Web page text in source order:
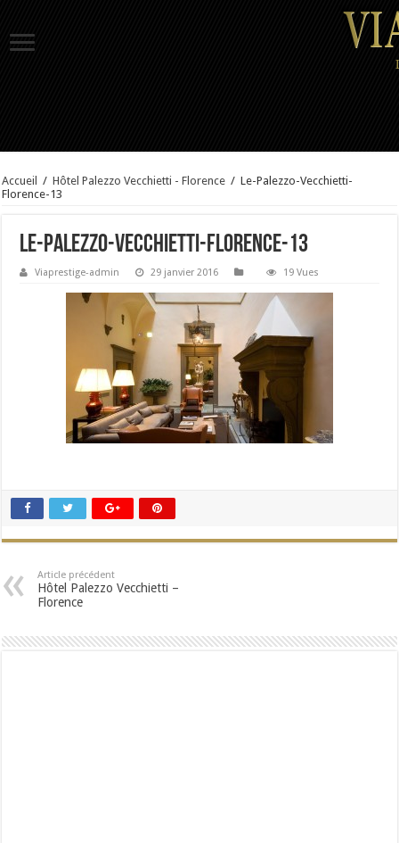
Accueil / Hôtel Palezzo Vecchietti - Florence / Le-Palezzo-Vecchietti-
Florence-13
Le-Palezzo-Vecchietti-Florence-13
Viaprestige-admin 29 janvier 2016 19 Vues
Article précédent
Hôtel Palezzo Vecchietti –
Florence